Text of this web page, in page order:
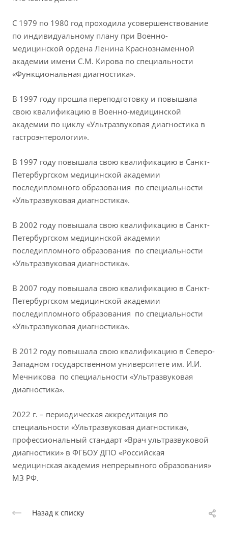
С 1979 по 1980 год проходила усовершенствование
по индивидуальному плану при Военно-
медицинской ордена Ленина Краснознаменной
академии имени С.М. Кирова по специальности
«Функциональная диагностика».
В 1997 году прошла переподготовку и повышала
свою квалификацию в Военно-медицинской
академии по циклу «Ультразвуковая диагностика в
гастроэнтерологии».
В 1997 году повышала свою квалификацию в Санкт-
Петербургском медицинской академии
последипломного образования по специальности
«Ультразвуковая диагностика».
В 2002 году повышала свою квалификацию в Санкт-
Петербургском медицинской академии
последипломного образования по специальности
«Ультразвуковая диагностика».
В 2007 году повышала свою квалификацию в Санкт-
Петербургском медицинской академии
последипломного образования по специальности
«Ультразвуковая диагностика».
В 2012 году повышала свою квалификацию в Северо-
Западном государственном университете им. И.И.
Мечникова по специальности «Ультразвуковая
диагностика».
2022 г. – периодическая аккредитация по
специальности «Ультразвуковая диагностика»,
профессиональный стандарт «Врач ультразвуковой
диагностики» в ФГБОУ ДПО «Российская
медицинская академия непрерывного образования»
МЗ РФ.
Назад к списку